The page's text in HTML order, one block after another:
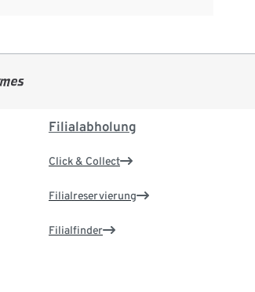
Filialabholung
Click & Collect
Filialreservierung
Filialfinder